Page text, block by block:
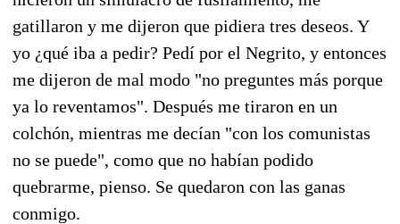
gatillaron y me dijeron que pidiera tres deseos. Y
yo ¿qué iba a pedir? Pedí por el Negrito, y entonces
me dijeron de mal modo "no preguntes más porque
ya lo reventamos". Después me tiraron en un
colchón, mientras me decían "con los comunistas
no se puede", como que no habían podido
quebrarme, pienso. Se quedaron con las ganas
conmigo.